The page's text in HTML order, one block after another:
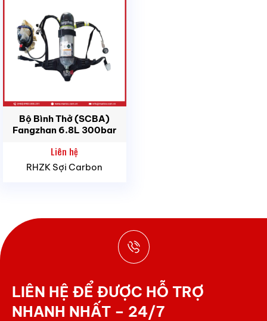
Bộ Bình Thở (SCBA)
Fangzhan 6.8L 300bar
Liên hệ
RHZK Sợi Carbon
LIÊN HỆ ĐỂ ĐƯỢC HỖ TRỢ
NHANH NHẤT – 24/7